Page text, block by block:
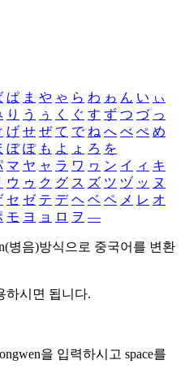
ぱ ま や ゃ ら わ ゎ ん い ぃ
り う ぅ く ぐ す ず つ づ っ
げ せ ぜ て で ね へ べ ぺ め
ぼ ぽ も よ ょ ろ を
マ ヤ ャ ラ ワ ヮ ン イ ィ キ
ウ ゥ ク グ ス ズ ツ ヅ ッ ヌ
セ ゼ テ デ ヘ ベ ペ メ レ オ
モ ヨ ョ ロ ヲ ―
병음)방식으로 중국어를 변환
하시면 됩니다.
을 입력하시고 space를